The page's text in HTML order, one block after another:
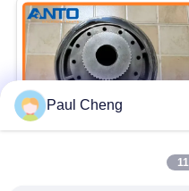
लोकप्रिय
Paul Cheng